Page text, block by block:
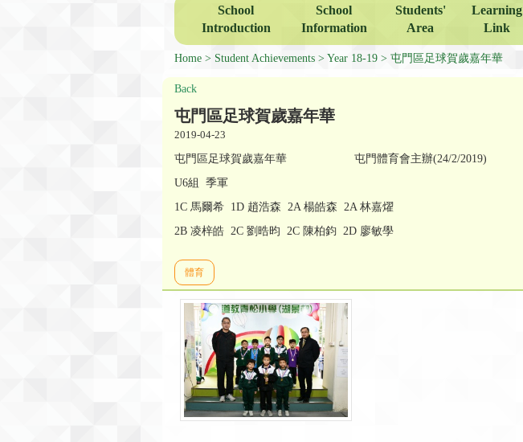
School
Introduction
School
Information
Students'
Area
Learning
Link
Home Student Achievements Year 18-19 屯門區足球賀歲嘉年華
Back
屯門區足球賀歲嘉年華
2019-04-23
屯門區足球賀歲嘉年華 屯門體育會主辦(24/2/2019)
U6組 季軍
1C 馬爾希 1D 趙浩森 2A 楊皓森 2A 林嘉燿
2B 凌梓皓 2C 劉晧昀 2C 陳柏鈞 2D 廖敏學
體育